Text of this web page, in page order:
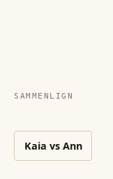
SAMMENLIGN
Kaia vs Ann